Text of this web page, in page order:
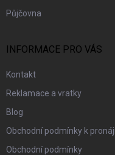
Půjčovna
INFORMACE PRO VÁS
Kontakt
Reklamace a vratky
Blog
Obchodní podmínky k
Obchodní podmínky